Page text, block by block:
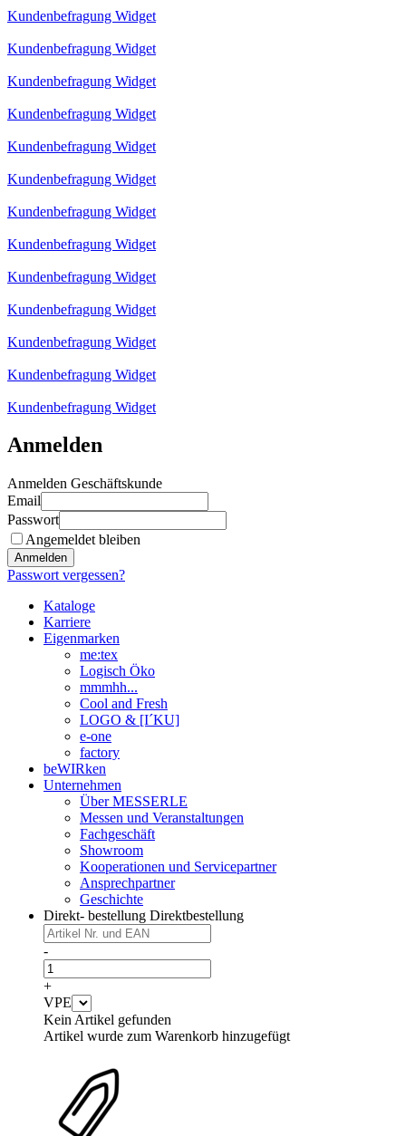
Kundenbefragung Widget
Kundenbefragung Widget
Kundenbefragung Widget
Kundenbefragung Widget
Kundenbefragung Widget
Kundenbefragung Widget
Kundenbefragung Widget
Kundenbefragung Widget
Kundenbefragung Widget
Kundenbefragung Widget
Kundenbefragung Widget
Kundenbefragung Widget
Kundenbefragung Widget
Anmelden
Anmelden Geschäftskunde
Email
Passwort
Angemeldet bleiben
Anmelden
Passwort vergessen?
Kataloge
Karriere
Eigenmarken
me:tex
Logisch Öko
mmmhh...
Cool and Fresh
LOGO & [I´KU]
e-one
factory
beWIRken
Unternehmen
Über MESSERLE
Messen und Veranstaltungen
Fachgeschäft
Showroom
Kooperationen und Servicepartner
Ansprechpartner
Geschichte
Direkt- bestellung Direktbestellung
-
+
VPE
Kein Artikel gefunden
Artikel wurde zum Warenkorb hinzugefügt